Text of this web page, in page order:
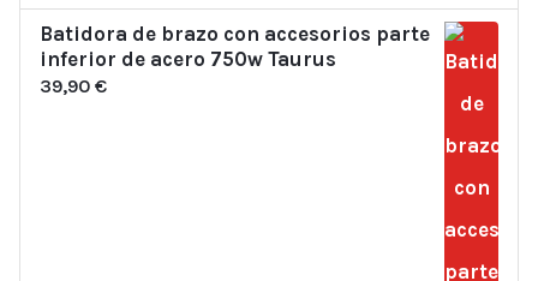
Batidora de brazo con accesorios parte
inferior de acero 750w Taurus
39,90 €